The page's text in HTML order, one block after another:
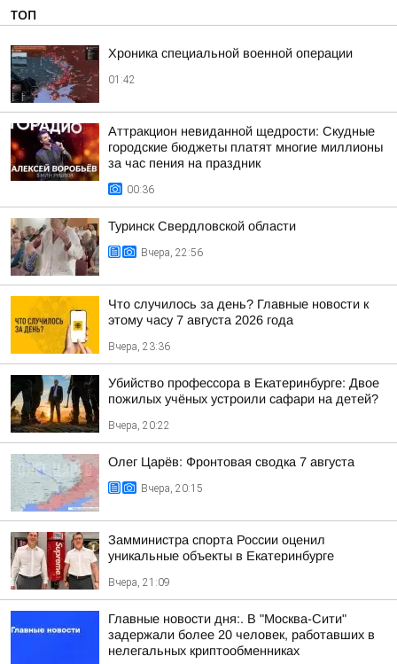
ТОП
Хроника специальной военной операции
01:42
Аттракцион невиданной щедрости: Скудные
городские бюджеты платят многие миллионы
за час пения на праздник
00:36
Туринск Свердловской области
Вчера, 22:56
Что случилось за день? Главные новости к
этому часу 7 августа 2026 года
Вчера, 23:36
Убийство профессора в Екатеринбурге: Двое
пожилых учёных устроили сафари на детей?
Вчера, 20:22
Олег Царёв: Фронтовая сводка 7 августа
Вчера, 20:15
Замминистра спорта России оценил
уникальные объекты в Екатеринбурге
Вчера, 21:09
Главные новости дня:. В "Москва-Сити"
задержали более 20 человек, работавших в
нелегальных криптообменниках